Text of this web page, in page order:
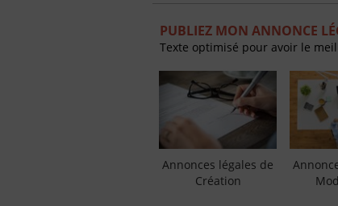
PUBLIEZ MON ANNONCE
Texte optimisé pour avoir le
Annonces légales de
Création